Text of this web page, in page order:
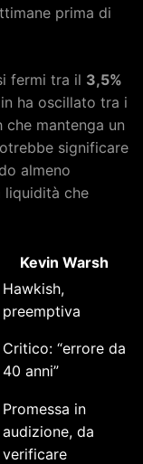
prima di
fermi tra il 3,5%
ha oscillato tra i
che mantenga un
significare
almeno
liquidità che
Kevin Warsh
Hawkish,
preemptiva
Critico: “errore da
40 anni”
Promessa in
audizione, da
verificare